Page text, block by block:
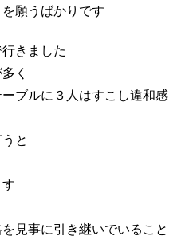
願うばかりです
きました
く
ブルに３人はすこし違和感
と
見事に引き継いでいること